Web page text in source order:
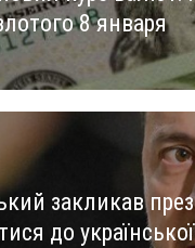
8 января
закликав
до